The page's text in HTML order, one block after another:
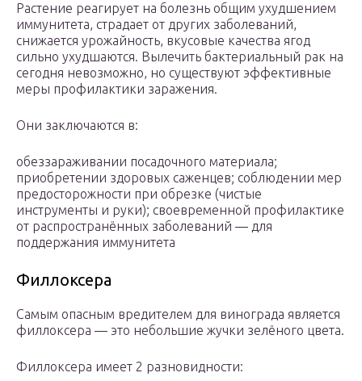
Растение реагирует на болезнь общим ухудшением
иммунитета, страдает от других заболеваний,
снижается урожайность, вкусовые качества ягод
сильно ухудшаются. Вылечить бактериальный рак на
сегодня невозможно, но существуют эффективные
меры профилактики заражения.
Они заключаются в:
обеззараживании посадочного материала;
приобретении здоровых саженцев; соблюдении мер
предосторожности при обрезке (чистые
инструменты и руки); своевременной профилактике
от распространённых заболеваний — для
поддержания иммунитета
Филлоксера
Самым опасным вредителем для винограда является
филлоксера — это небольшие жучки зелёного цвета.
Филлоксера имеет 2 разновидности: